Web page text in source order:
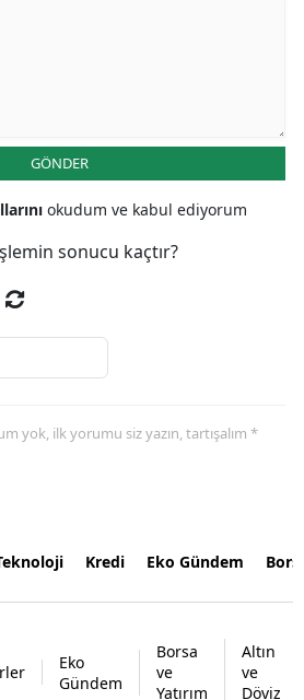
GÖNDER
okudum ve kabul ediyorum
sonucu kaçtır?
yok, ilk yorumu siz yazın, tartışalım *
Kredi Eko Gündem
Eko
Gündem
Borsa
ve
Yatırım
Altın
ve
Döviz